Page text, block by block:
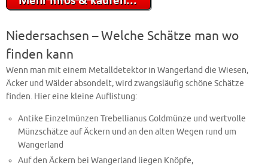
Niedersachsen – Welche Schätze man wo
finden kann
Wenn man mit einem Metalldetektor in Wangerland die Wiesen,
Äcker und Wälder absondelt, wird zwangsläufig schöne Schätze
finden. Hier eine kleine Auflistung:
Antike Einzelmünzen Trebellianus Goldmünze und wertvolle
Münzschätze auf Äckern und an den alten Wegen rund um
Wangerland
Auf den Äckern bei Wangerland liegen Knöpfe,